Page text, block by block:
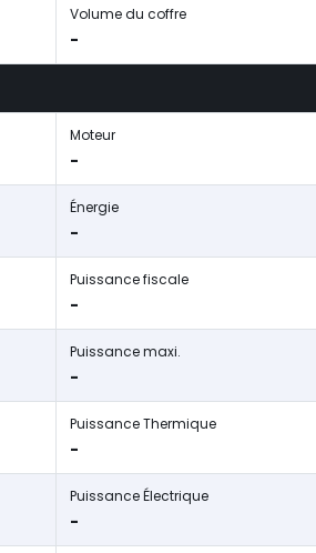
Volume du coffre
-
Moteur
-
Énergie
-
Puissance fiscale
-
Puissance maxi.
-
Puissance Thermique
-
Puissance Électrique
-